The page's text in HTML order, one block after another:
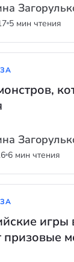
5 мин чтения
6 мин чтения
игры
призовые